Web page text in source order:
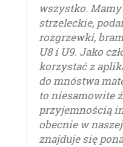
wszystko.
strzeleckie,
rozgrzewki,
U8 i U9. Jako
korzystać z
do mnóstwa
to niesamowite
przyjemnością
obecnie w
znajduje się